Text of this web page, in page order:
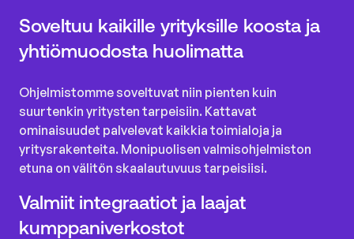
Soveltuu kaikille yrityksille koosta ja
yhtiömuodosta huolimatta
Ohjelmistomme soveltuvat niin pienten kuin
suurtenkin yritysten tarpeisiin. Kattavat
ominaisuudet palvelevat kaikkia toimialoja ja
yritysrakenteita. Monipuolisen valmisohjelmiston
etuna on välitön skaalautuvuus tarpeisiisi.
Valmiit integraatiot ja laajat
kumppaniverkostot